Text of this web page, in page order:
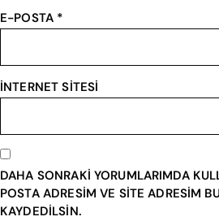
E-POSTA *
İNTERNET SITESI
DAHA SONRAKI YORUMLARIMDA
POSTA ADRESIM VE SITE ADRESIM
KAYDEDILSIN.